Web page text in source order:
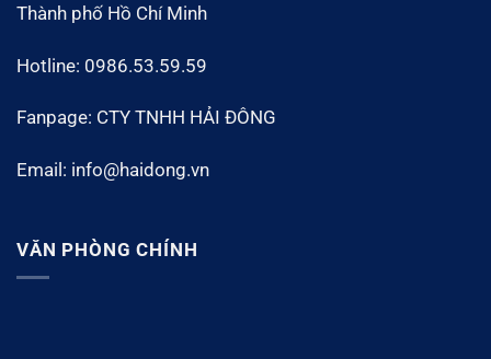
Thành phố Hồ Chí Minh
Hotline: 0986.53.59.59
Fanpage: CTY TNHH HẢI ĐÔNG
Email: info@haidong.vn
VĂN PHÒNG CHÍNH